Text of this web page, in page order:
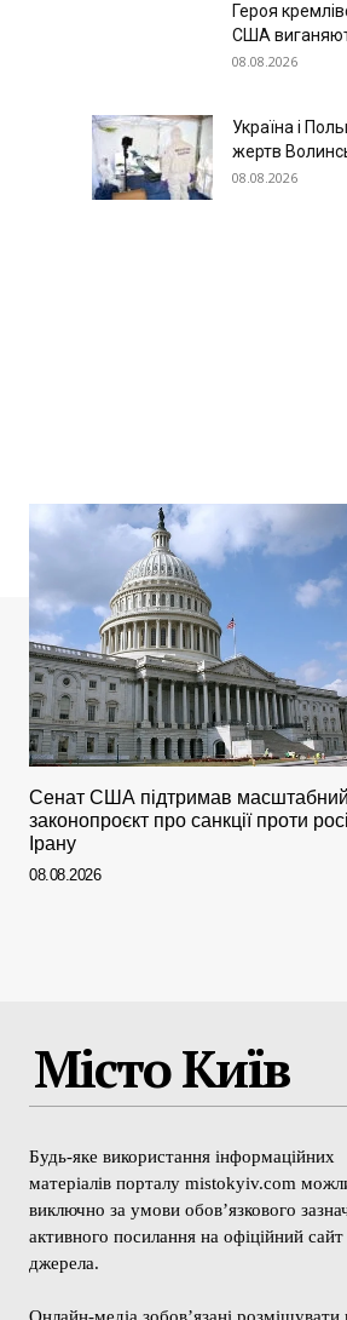
Героя
США
08.08.2026
Україна і
жертв
08.08.2026
Сенат США підтримав масштабний
законопроєкт про санкції проти
Ірану
08.08.2026
Місто Київ
Будь-яке використання інформаційних
матеріалів порталу mistokyiv.com
виключно за умови обов’язкового
активного посилання на офіційний сайт
джерела.
Онлайн-медіа зобов’язані розміщувати